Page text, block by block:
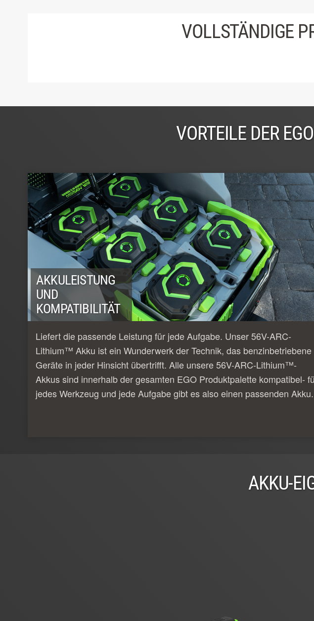
VOLLSTÄNDIGE
VORTEILE DER
AKKULEISTUNG
UND
KOMPATIBILITÄT
Liefert die passende Leistung für jede Aufgabe. Unser 56V-ARC-
Lithium™ Akku ist ein Wunderwerk der Technik, das benzinbetriebene
Geräte in jeder Hinsicht übertrifft. Alle unsere 56V-ARC-Lithium™-
Akkus sind innerhalb der gesamten EGO Produktpalette kompatibel-
jedes Werkzeug und jede Aufgabe gibt es also einen passenden Akku.
AKKU-